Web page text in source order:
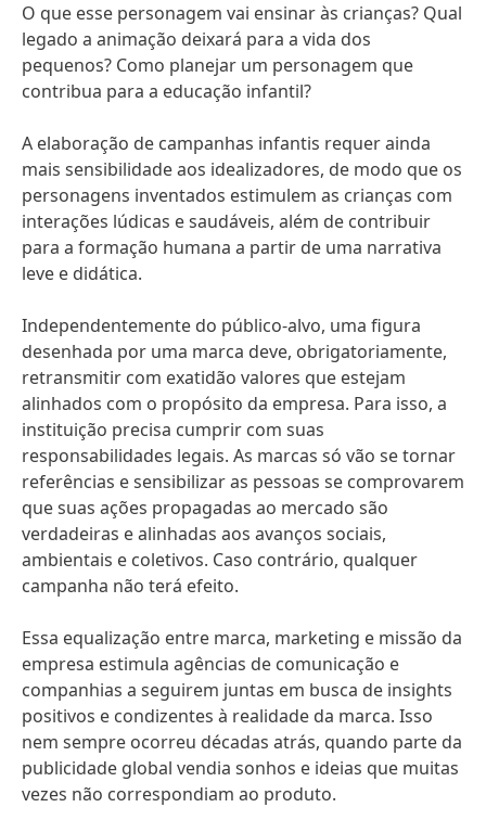
O que esse personagem vai ensinar às crianças? Qual
legado a animação deixará para a vida dos
pequenos? Como planejar um personagem que
contribua para a educação infantil?
A elaboração de campanhas infantis requer ainda
mais sensibilidade aos idealizadores, de modo que os
personagens inventados estimulem as crianças com
interações lúdicas e saudáveis, além de contribuir
para a formação humana a partir de uma narrativa
leve e didática.
Independentemente do público-alvo, uma figura
desenhada por uma marca deve, obrigatoriamente,
retransmitir com exatidão valores que estejam
alinhados com o propósito da empresa. Para isso, a
instituição precisa cumprir com suas
responsabilidades legais. As marcas só vão se tornar
referências e sensibilizar as pessoas se comprovarem
que suas ações propagadas ao mercado são
verdadeiras e alinhadas aos avanços sociais,
ambientais e coletivos. Caso contrário, qualquer
campanha não terá efeito.
Essa equalização entre marca, marketing e missão da
empresa estimula agências de comunicação e
companhias a seguirem juntas em busca de insights
positivos e condizentes à realidade da marca. Isso
nem sempre ocorreu décadas atrás, quando parte da
publicidade global vendia sonhos e ideias que muitas
vezes não correspondiam ao produto.